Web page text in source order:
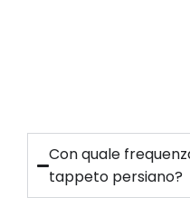
Con quale
tappeto persiano?